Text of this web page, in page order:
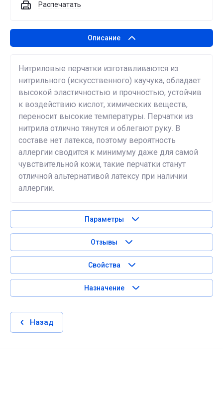
Распечатать
Описание
Нитриловые перчатки изготавливаются из
нитрильного (искусственного) каучука, обладает
высокой эластичностью и прочностью, устойчив
к воздействию кислот, химических веществ,
переносит высокие температуры. Перчатки из
нитрила отлично тянутся и облегают руку. В
составе нет латекса, поэтому вероятность
аллергии сводится к минимуму даже для самой
чувствительной кожи, такие перчатки станут
отличной альтернативой латексу при наличии
аллергии.
Параметры
Отзывы
Свойства
Назначение
Назад